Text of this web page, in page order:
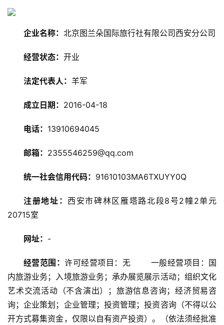
略
产
热
门
企业名称： 北京图兰朵国际旅行社有限公司西安分公司
经营状态： 开业
法定代表人： 羊军
成立日期： 2016-04-18
电话： 13910694045
邮箱： 2355546259@qq.com
统一社会信用代码： 91610103MA6TXUYY0Q
注册地址： 西安市碑林区雁塔路北段8号2幢2单元
20715室
网址： -
经营范围：许可经营项目：无	一般经营项目：国
内旅游业务；入境旅游业务；承办展览展示活动；组织文化
艺术交流活动（不含演出）；旅游信息咨询；经济贸易咨
询；企业策划；企业管理；投资管理；投资咨询（不得以公
开方式募集资金，仅限以自有资产投资）。（依法须经批准